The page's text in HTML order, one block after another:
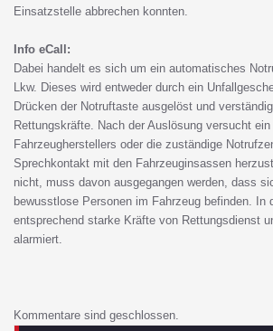
Einsatzstelle abbrechen konnten.
Info eCall:
Dabei handelt es sich um ein automatisches
Lkw. Dieses wird entweder durch ein
Drücken der Notruftaste ausgelöst und
Rettungskräfte. Nach der Auslösung versucht
Fahrzeugherstellers oder die zuständige
Sprechkontakt mit den Fahrzeuginsassen
nicht, muss davon ausgegangen werden, dass
bewusstlose Personen im Fahrzeug befinden. In
entsprechend starke Kräfte von Rettungsdienst
alarmiert.
Kommentare sind geschlossen.